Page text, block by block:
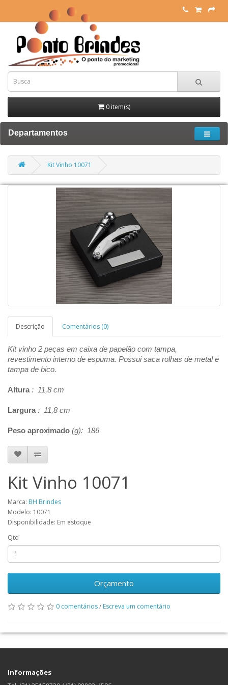
0 item(s)
Departamentos
Kit Vinho 10071
Descrição Comentários (0)
Kit vinho 2 peças em caixa de papelão com tampa,
revestimento interno de espuma. Possui saca rolhas de metal e
tampa de bico.
Altura : 11,8 cm
Largura : 11,8 cm
Peso aproximado (g): 186
Kit Vinho 10071
Marca: BH Brindes
Modelo: 10071
Disponibilidade: Em estoque
Qtd
Orçamento
0 comentários/ Escreva um comentário
Informações